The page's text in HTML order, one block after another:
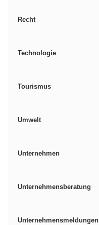
Recht
Technologie
Tourismus
Umwelt
Unternehmen
Unternehmensberatung
Unternehmensmeldungen